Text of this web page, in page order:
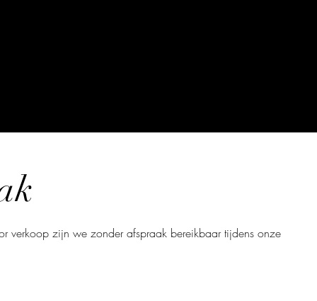
verkoop zijn we zonder afspraak bereikbaar tijdens onze